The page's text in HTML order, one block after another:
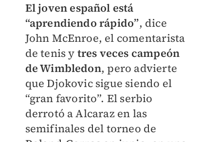
El joven español está
“aprendiendo rápido”, dice
John McEnroe, el comentarista
de tenis y tres veces campeón
de Wimbledon, pero advierte
que Djokovic sigue siendo el
“gran favorito”. El serbio
derrotó a Alcaraz en las
semifinales del torneo de